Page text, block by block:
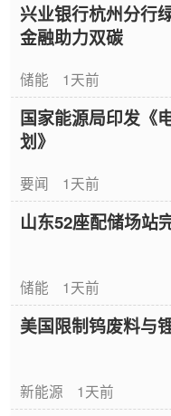
兴业银行杭州分行
金融助力双碳
储能 1天前
国家能源局印发《
划》
要闻 1天前
山东52座配储场站
储能 1天前
美国限制钨废料与
新能源 1天前